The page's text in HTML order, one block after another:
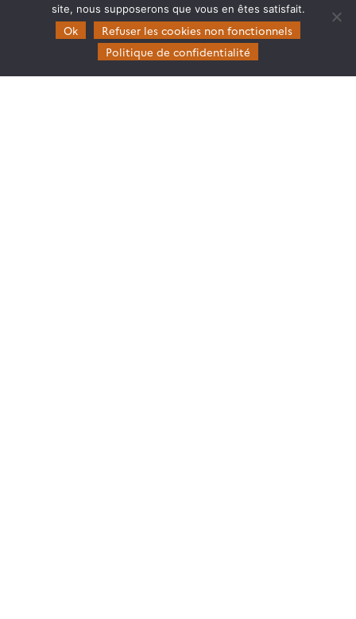
Domaines d’expertise
CES Cryosphère
CES Imagerie & Radiométrie
site, nous supposerons que vous en êtes satisfait.
Ok
Refuser les cookies non fonctionnels
Politique de confidentialité